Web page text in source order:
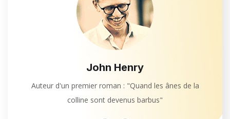
John Henry
Auteur d'un premier roman : "Quand les ânes de la
colline sont devenus barbus"